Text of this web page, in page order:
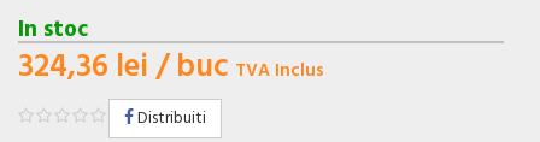
In stoc
324,36 lei/ buc TVA Inclus
Distribuiti